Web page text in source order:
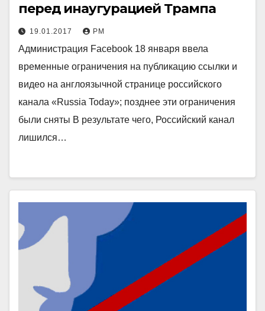
перед инаугурацией Трампа
19.01.2017 РМ
Администрация Facebook 18 января ввела
временные ограничения на публикацию ссылки и
видео на англоязычной странице российского
канала «Russia Today»; позднее эти ограничения
были сняты В результате чего, Российский канал
лишился…